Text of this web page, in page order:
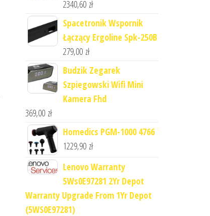
2340,60 zł
Spacetronik Wspornik
Łączący Ergoline Spk-250B
279,00 zł
Budzik Zegarek
Szpiegowski Wifi Mini
Kamera Fhd
369,00 zł
Homedics PGM-1000 4766
1229,90 zł
Lenovo Warranty
5Ws0E97281 2Yr Depot
Warranty Upgrade From 1Yr Depot
(5WS0E97281)